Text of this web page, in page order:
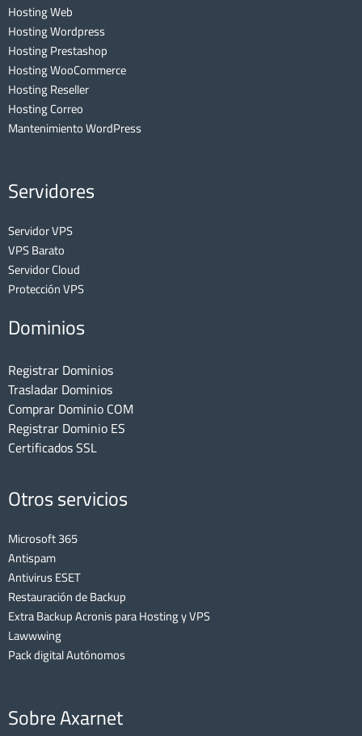
Hosting Web
Hosting Wordpress
Hosting Prestashop
Hosting WooCommerce
Hosting Reseller
Hosting Correo
Mantenimiento WordPress
Servidores
Servidor VPS
VPS Barato
Servidor Cloud
Protección VPS
Dominios
Registrar Dominios
Trasladar Dominios
Comprar Dominio COM
Registrar Dominio ES
Certificados SSL
Otros servicios
Microsoft 365
Antispam
Antivirus ESET
Restauración de Backup
Extra Backup Acronis para Hosting y VPS
Lawwwing
Pack digital Autónomos
Sobre Axarnet